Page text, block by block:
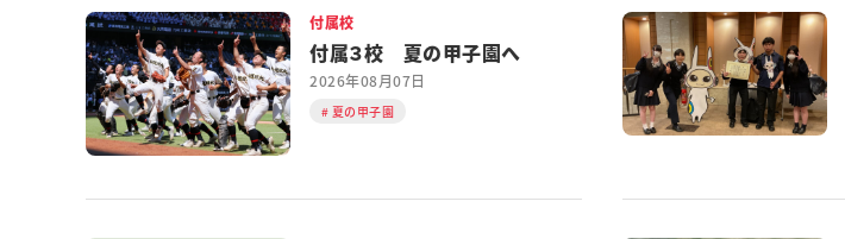
付属校
付属３校 夏の甲子園へ
2026年08月07日
夏の甲子園